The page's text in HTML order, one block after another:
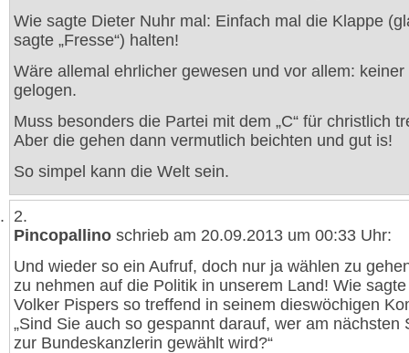
Wie sagte Dieter Nuhr mal: Einfach mal die Klappe
sagte „Fresse“) halten!
Wäre allemal ehrlicher gewesen und vor allem: keiner
gelogen.
Muss besonders die Partei mit dem „C“ für christlich
Aber die gehen dann vermutlich beichten und gut is!
So simpel kann die Welt sein.
2.
Pincopallino schrieb am 20.09.2013 um 00:33 Uhr:
Und wieder so ein Aufruf, doch nur ja wählen zu
zu nehmen auf die Politik in unserem Land! Wie sagte
Volker Pispers so treffend in seinem dieswöchigen
„Sind Sie auch so gespannt darauf, wer am nächsten
zur Bundeskanzlerin gewählt wird?“